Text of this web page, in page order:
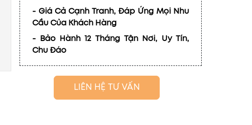
- Giá Cả Cạnh Tranh, Đáp Ứng Mọi Nhu
Cầu Của Khách Hàng
- Bảo Hành 12 Tháng Tận Nơi, Uy Tín,
Chu Đáo
LIÊN HỆ TƯ VẤN